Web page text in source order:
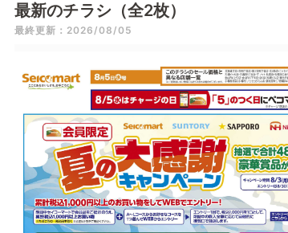
最新のチラシ（全2枚）
最終更新：2026/08/05